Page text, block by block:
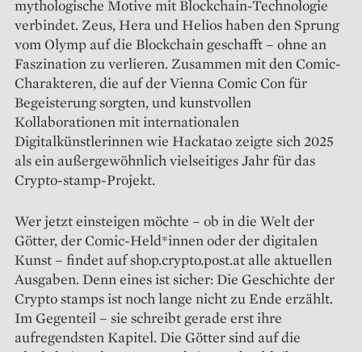
mythologische Motive mit Blockchain-Technologie
verbindet. Zeus, Hera und Helios haben den Sprung
vom Olymp auf die Blockchain geschafft – ohne an
Faszination zu verlieren. Zusammen mit den Comic-
Charakteren, die auf der Vienna Comic Con für
Begeisterung sorgten, und kunstvollen
Kollaborationen mit internationalen
Digitalkünstlerinnen wie Hackatao zeigte sich 2025
als ein außergewöhnlich vielseitiges Jahr für das
Crypto-stamp-Projekt.
Wer jetzt einsteigen möchte – ob in die Welt der
Götter, der Comic-Held*innen oder der digitalen
Kunst – findet auf shop.crypto.post.at alle aktuellen
Ausgaben. Denn eines ist sicher: Die Geschichte der
Crypto stamps ist noch lange nicht zu Ende erzählt.
Im Gegenteil – sie schreibt gerade erst ihre
aufregendsten Kapitel. Die Götter sind auf die